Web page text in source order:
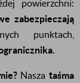
powierzchni:
zabezpieczają
punktach,
.
Nasza taśma